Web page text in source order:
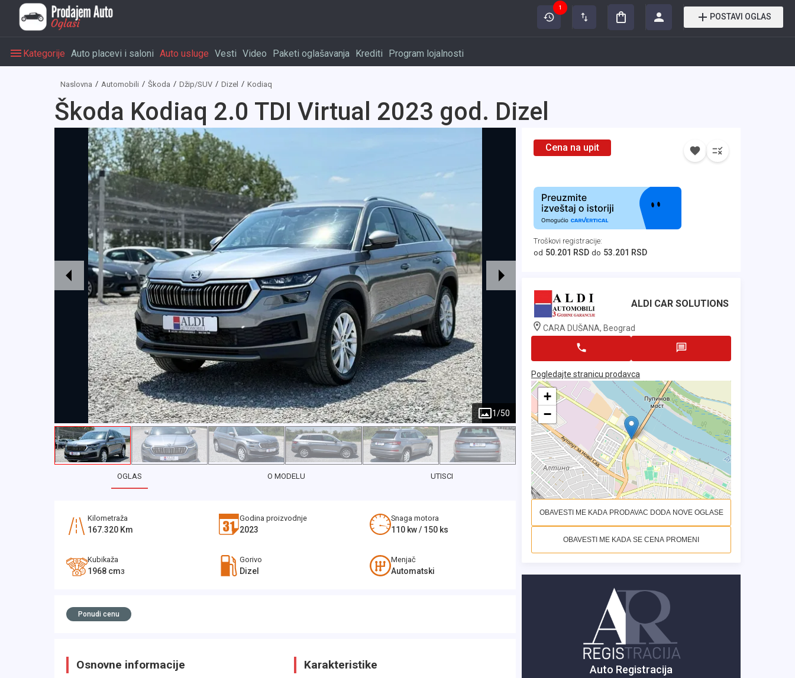
1
POSTAVI OGLAS
Kategorije Auto placevi i saloni Auto usluge Vesti Video Paketi oglašavanja Krediti Program lojalnosti
Naslovna Automobili Škoda Džip/SUV Dizel Kodiaq
Škoda Kodiaq 2.0 TDI Virtual 2023 god. Dizel
1/50
OGLAS O MODELU UTISCI
Kilometraža
167.320 Km
Godina proizvodnje
2023
Snaga motora
110 kw / 150 ks
Kubikaža
1968 cm3
Gorivo
Dizel
Menjač
Automatski
Ponudi cenu
Osnovne informacije Karakteristike
Cena na upit
Troškovi registracije:
od 50.201 RSD do 53.201 RSD
ALDI CAR SOLUTIONS
CARA DUŠANA, Beograd
Pogledajte stranicu prodavca
+
−
OBAVESTI ME KADA PRODAVAC DODA NOVE OGLASE
OBAVESTI ME KADA SE CENA PROMENI
Auto Registracija